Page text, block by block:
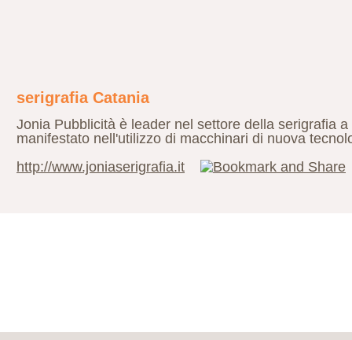
serigrafia Catania
Jonia Pubblicità è leader nel settore della serigrafia
manifestato nell'utilizzo di macchinari di nuova
http://www.joniaserigrafia.it